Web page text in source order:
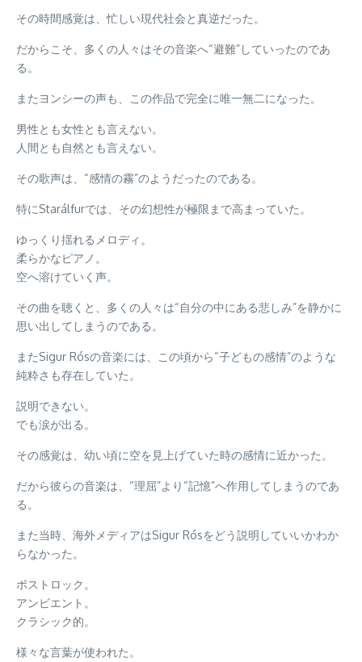
その時間感覚は、忙しい現代社会と真逆だった。
だからこそ、多くの人々はその音楽へ“避難”していったのであ
る。
またヨンシーの声も、この作品で完全に唯一無二になった。
男性とも女性とも言えない。
人間とも自然とも言えない。
その歌声は、“感情の霧”のようだったのである。
特にStarálfurでは、その幻想性が極限まで高まっていた。
ゆっくり揺れるメロディ。
柔らかなピアノ。
空へ溶けていく声。
その曲を聴くと、多くの人々は“自分の中にある悲しみ”を静かに
思い出してしまうのである。
またSigur Rósの音楽には、この頃から“子どもの感情”のような
純粋さも存在していた。
説明できない。
でも涙が出る。
その感覚は、幼い頃に空を見上げていた時の感情に近かった。
だから彼らの音楽は、“理屈”より“記憶”へ作用してしまうのであ
る。
また当時、海外メディアはSigur Rósをどう説明していいかわか
らなかった。
ポストロック。
アンビエント。
クラシック的。
様々な言葉が使われた。